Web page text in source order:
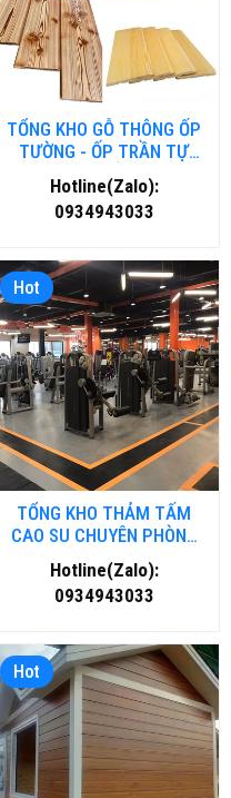
TỔNG KHO GỖ THÔNG ỐP
TƯỜNG - ỐP TRẦN TỰ
NHIÊN TẠI HẢI DƯƠNG
Hotline(Zalo):
0934943033
Hot
TỔNG KHO THẢM TẤM
CAO SU CHUYÊN PHÒNG
GYM- FITNESS TẠI HÀ NỘI
Hotline(Zalo):
0934943033
Hot